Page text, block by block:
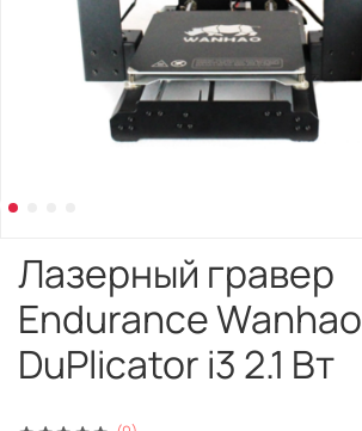
Лазерный гравер
Endurance Wanhao
DuPlicator i3 2.1 Вт